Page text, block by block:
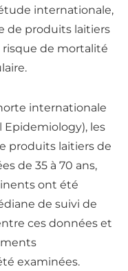
internationale,
de produits laitiers
de mortalité
internationale
Epidemiology), les
produits laitiers de
de 35 à 70 ans,
ont été
de suivi de
ces données et
examinées.